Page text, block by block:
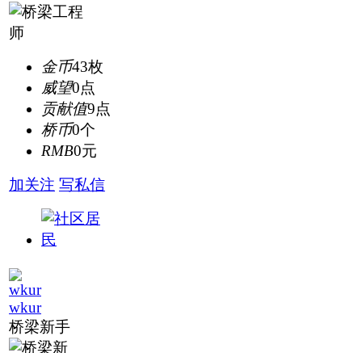
金币43枚
威望0点
贡献值9点
桥币0个
RMB0元
加关注 写私信
wkur
桥梁新手